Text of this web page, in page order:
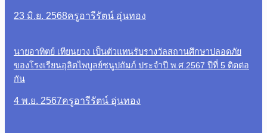
23 มิ.ย. 2568ครูอารีรัตน์ อุ่นทอง
นายอาทิตย์ เทียนยวง เป็นตัวแทนรับรางวัลสถานศึกษาปลอดภัย
ของโรงเรียนอุลิตไพบูลย์ชนูปถัมภ์ ประจำปี พ.ศ.2567 ปีที่ 5 ติดต่อ
กัน
4 พ.ย. 2567ครูอารีรัตน์ อุ่นทอง